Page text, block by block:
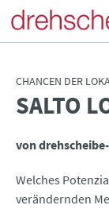
CHANCEN DER
:SALTO
von
Welches
verändernden